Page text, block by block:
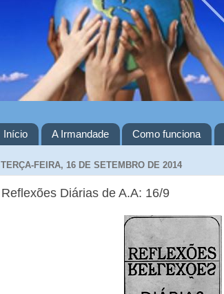
Início A Irmandade Como funciona
TERÇA-FEIRA, 16 DE SETEMBRO DE 2014
Reflexões Diárias de A.A: 16/9